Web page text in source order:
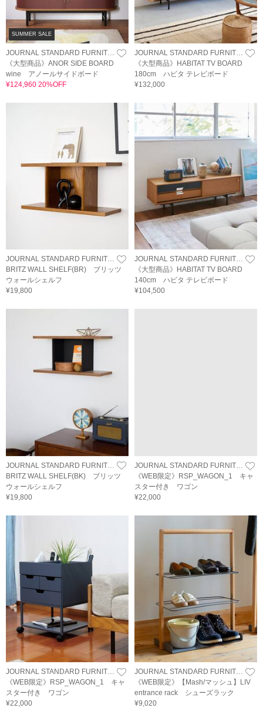
SUMMER SALE
《大型商品》ANOR SIDE BOARD
wine アノールサイドボード
¥124,960 20%OFF
《大型商品》HABITAT TV BOARD
180cm ハビタ テレビボード
¥132,000
JOURNAL STANDARD FURNITURE
BRITZ WALL SHELF(BR) ブリッツ
ウォールシェルフ
¥19,800
JOURNAL STANDARD FURNITURE
《大型商品》HABITAT TV BOARD
140cm ハビタ テレビボード
¥104,500
BRITZ WALL SHELF(BK) ブリッツ
ウォールシェルフ
¥19,800
《WEB限定》RSP_WAGON_1 キャ
スター付き ワゴン
¥22,000
JOURNAL STANDARD FURNITURE
《WEB限定》RSP_WAGON_1 キャ
スター付き ワゴン
¥22,000
JOURNAL STANDARD FURNITURE
《WEB限定》【Mash/マッシュ】LIV
entrance rack シューズラック
¥9,020